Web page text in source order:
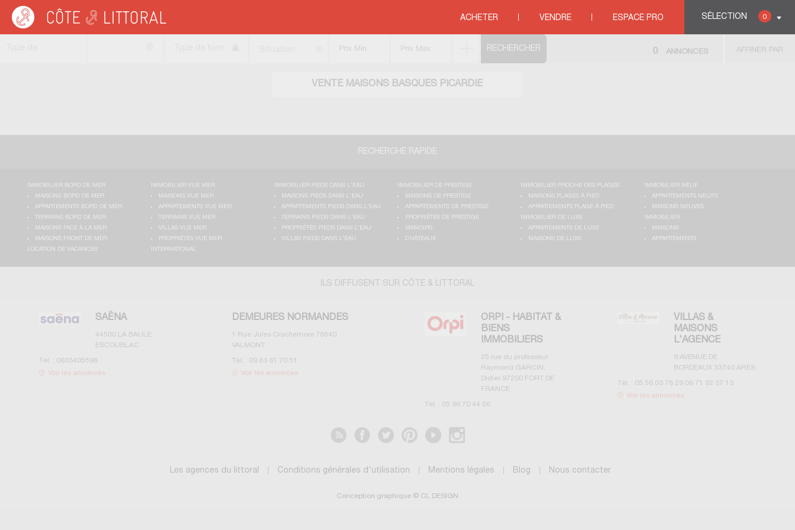
SÉLECTION 0
ACHETER VENDRE ESPACE PRO
Côte & Littoral > Immobilier bord de mer>Maisons bord de mer
VENTE MAISONS BASQUES PICARDIE
AFFINER PAR
0 ANNONCES
RECHERCHE RAPIDE
IMMOBILIER BORD DE MER
MAISONS BORD DE MER
APPARTEMENTS BORD DE MER
TERRAINS BORD DE MER
MAISONS FACE À LA MER
MAISONS FRONT DE MER
IMMOBILIER VUE MER
MAISONS VUE MER
APPARTEMENTS VUE MER
TERRAINS VUE MER
VILLAS VUE MER
PROPRIÉTÉS VUE MER
IMMOBILIER PIEDS DANS L'EAU
MAISONS PIEDS DANS L'EAU
APPARTEMENTS PIEDS DANS L'EAU
TERRAINS PIEDS DANS L'EAU
PROPRIÉTÉS PIEDS DANS L'EAU
VILLAS PIEDS DANS L'EAU
IMMOBILIER DE PRESTIGE
MAISONS DE PRESTIGE
APPARTEMENTS DE PRESTIGE
PROPRIÉTÉS DE PRESTIGE
MANOIRS
CHÂTEAUX
IMMOBILIER PROCHE DES PLAGES
MAISONS PLAGES À PIED
APPARTEMENTS PLAGE À PIED
IMMOBILIER NEUF
APPARTEMENTS NEUFS
MAISONS NEUVES
IMMOBILIER DE LUXE
APPARTEMENTS DE LUXE
MAISONS DE LUXE
IMMOBILIER
MAISONS
APPARTEMENTS
LOCATION DE VACANCES
INTERNATIONAL
ILS DIFFUSENT SUR CÔTE & LITTORAL
SAËNA
44500 LA BAULE
ESCOUBLAC
Tél. : 0603405598
Voir les annonces
DEMEURES NORMANDES
1 Rue Jules Crochemore 76540
VALMONT
Tél. : 09 83 61 70 51
Voir les annonces
ORPI - HABITAT &
BIENS
IMMOBILIERS
25 rue du professeur
Raymond GARCIN,
Didier 97200 FORT DE
FRANCE
Tél. : 05 96 70 44 56
VILLAS &
MAISONS
L'AGENCE
9 AVENUE DE
BORDEAUX 33740 ARES
Tél. : 05 56 03 78 29 06 71 92 37 13
Voir les annonces
Les agences du littoral Conditions générales d'utilisation Mentions légales Blog Nous contacter
Conception graphique © CL DESIGN